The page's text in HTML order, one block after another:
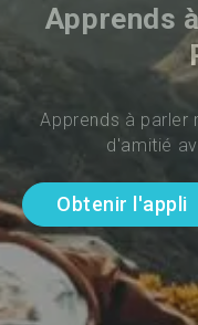
Apprends
Apprends à parler
d'amitié
Obtenir l'appli